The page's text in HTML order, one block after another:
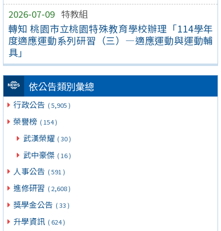
2026-07-09 特教組
轉知 桃園市立桃園特殊教育學校辦理「114學年
度適應運動系列研習（三）—適應運動與運動輔
具」
依公告類別彙總
行政公告 ( 5,905 )
榮譽榜 ( 154 )
武漢榮耀 ( 30 )
武中豪傑 ( 16 )
人事公告 ( 591 )
進修研習 ( 2,608 )
獎學金公告 ( 33 )
升學資訊 ( 624 )